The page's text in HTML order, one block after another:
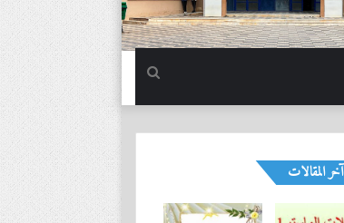
بحث
عن
آخر المقالات